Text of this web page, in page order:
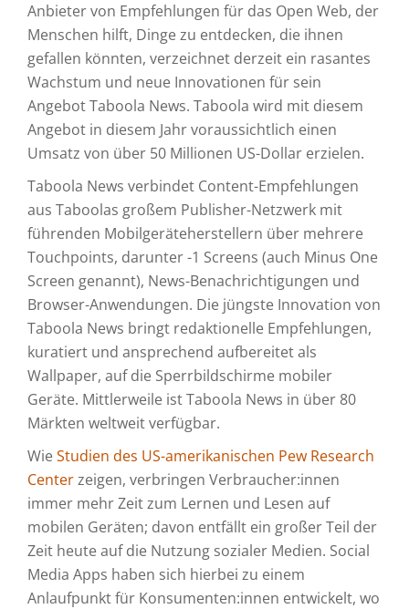
Anbieter von Empfehlungen für das Open Web, der
Menschen hilft, Dinge zu entdecken, die ihnen
gefallen könnten, verzeichnet derzeit ein rasantes
Wachstum und neue Innovationen für sein
Angebot Taboola News. Taboola wird mit diesem
Angebot in diesem Jahr voraussichtlich einen
Umsatz von über 50 Millionen US-Dollar erzielen.
Taboola News verbindet Content-Empfehlungen
aus Taboolas großem Publisher-Netzwerk mit
führenden Mobilgeräteherstellern über mehrere
Touchpoints, darunter -1 Screens (auch Minus One
Screen genannt), News-Benachrichtigungen und
Browser-Anwendungen. Die jüngste Innovation von
Taboola News bringt redaktionelle Empfehlungen,
kuratiert und ansprechend aufbereitet als
Wallpaper, auf die Sperrbildschirme mobiler
Geräte. Mittlerweile ist Taboola News in über 80
Märkten weltweit verfügbar.
WieStudien des US-amerikanischen Pew Research
Centerzeigen, verbringen Verbraucher:innen
immer mehr Zeit zum Lernen und Lesen auf
mobilen Geräten; davon entfällt ein großer Teil der
Zeit heute auf die Nutzung sozialer Medien. Social
Media Apps haben sich hierbei zu einem
Anlaufpunkt für Konsumenten:innen entwickelt, wo